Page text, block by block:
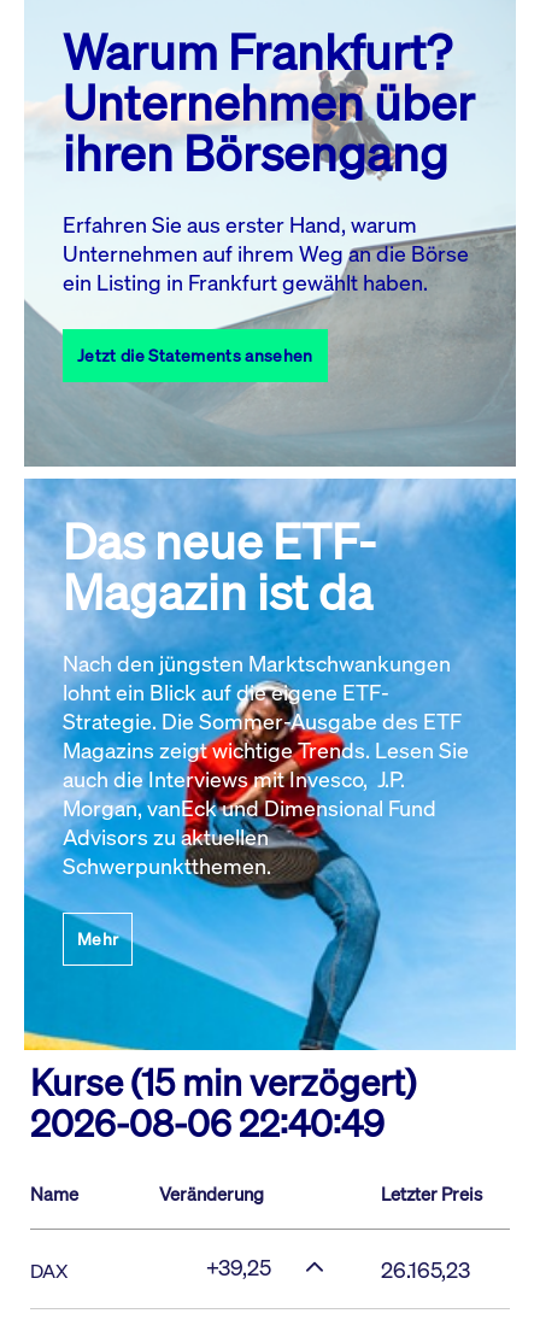
MO. DI. MI. DO. FR. SA. SO.
1
2
3
4 5 6 7 8
10 11 13 14
17
18 19 20 21 22
23
27 28
31
Alle Events
Warum Frankfurt?
Unternehmen über
ihren Börsengang
Erfahren Sie aus erster Hand, warum
Unternehmen auf ihrem Weg an die Börse
ein Listing in Frankfurt gewählt haben.
Jetzt die Statements ansehen
Das neue ETF-
Magazin ist da
Nach den jüngsten Marktschwankungen
lohnt ein Blick auf die eigene ETF-
Strategie. Die Sommer-Ausgabe des ETF
Magazins zeigt wichtige Trends. Lesen Sie
auch die Interviews mit Invesco, J.P.
Morgan, vanEck und Dimensional Fund
Advisors zu aktuellen
Schwerpunktthemen.
Mehr
Kurse (15 min verzögert)
2026-08-06 22:40:49
Name Veränderung Letzter Preis
DAX +39,25 26.165,23